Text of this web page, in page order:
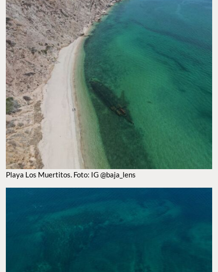
Playa Los Muertitos. Foto: IG @baja_lens